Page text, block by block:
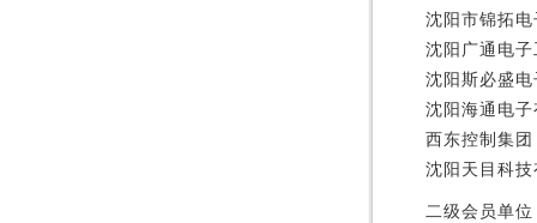
沈阳市锦拓
沈阳广通电
沈阳斯必盛
沈阳海通电
西东控制集
沈阳天目科
二级会员单位